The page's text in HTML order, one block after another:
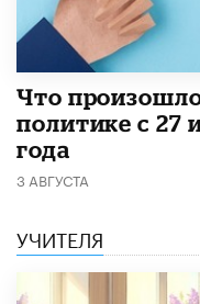
​Что
политике с 27
года
3 АВГУСТА
УЧИТЕЛЯ